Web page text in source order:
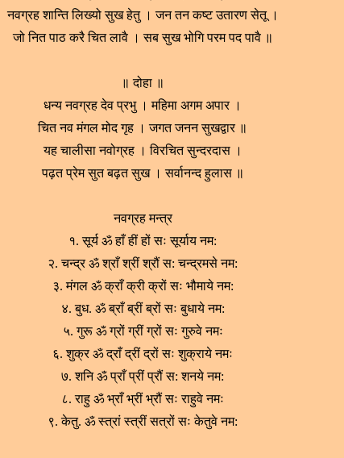
नवग्रह शान्ति लिख्यो सुख हेतु । जन तन कष्ट उतारण सेतू ।
जो नित पाठ करै चित लावै । सब सुख भोगि परम पद पावै ॥
॥ दोहा ॥
धन्य नवग्रह देव प्रभु । महिमा अगम अपार ।
चित नव मंगल मोद गृह । जगत जनन सुखद्वार ॥
यह चालीसा नवोग्रह । विरचित सुन्दरदास ।
पढ़त प्रेम सुत बढ़त सुख । सर्वानन्द हुलास ॥
नवग्रह मन्त्र
१. सूर्य ॐ हाँ हीं हों सः सूर्याय नम:
२. चन्द्र ॐ श्राँ श्रीं श्रौं स: चन्द्रमसे नम:
३. मंगल ॐ क्राँ क्री क्रों सः भौमाये नम:
४. बुध. ॐ ब्राँ ब्रीं ब्रों सः बुधाये नम:
५. गुरू ॐ ग्रों ग्रीं ग्रों सः गुरुवे नमः
६. शुक्र ॐ द्राँ द्रीं द्रों सः शुक्राये नमः
७. शनि ॐ प्राँ प्रीं प्रौं स: शनये नम:
८. राहु ॐ भ्राँ भ्रीं भ्रौं सः राहुवे नमः
९. केतु. ॐ स्त्रां स्त्रीं सत्रों सः केतुवे नम: